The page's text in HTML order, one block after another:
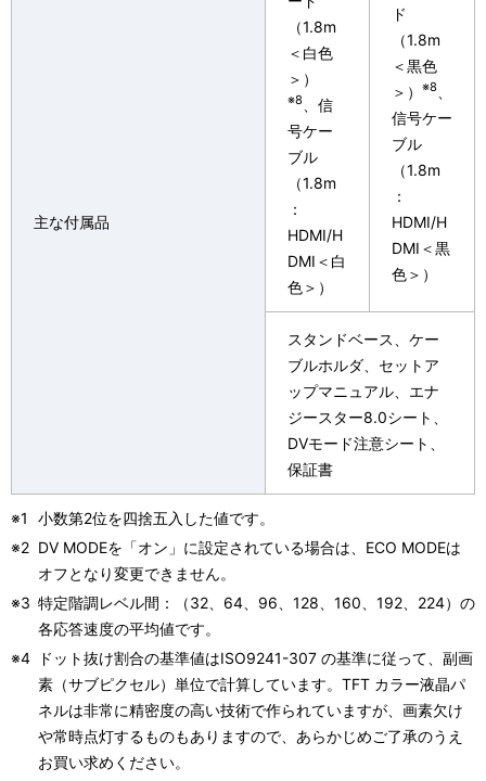
主な付属品
（1.8m
＜白色
＞）
※8
、信
号ケー
ブル
（1.8m
：
HDMI/H
DMI＜白
色＞）
ド
（1.8m
＜黒色
＞）
※8
信号ケー
ブル
（1.8m
：
HDMI/H
DMI＜黒
色＞）
スタンドベース、ケー
ブルホルダ、セットア
ップマニュアル、エナ
ジースター8.0シート、
DVモード注意シート、
保証書
※1
小数第2位を四捨五入した値です。
※2 DV MODEを「オン」に設定されている場合は、ECO MODEは
オフとなり変更できません。
※3 特定階調レベル間：（32、64、96、128、160、192、224）の
各応答速度の平均値です。
※4
ドット抜け割合の基準値はISO9241-307 の基準に従って、副画
素（サブピクセル）単位で計算しています。TFT カラー液晶パ
ネルは非常に精密度の高い技術で作られていますが、画素欠け
や常時点灯するものもありますので、あらかじめご了承のうえ
お買い求めください。